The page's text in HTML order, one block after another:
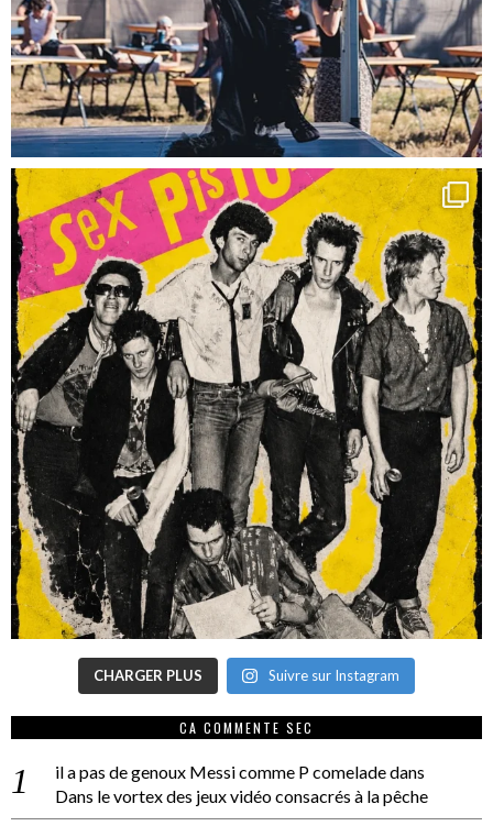
CHARGER PLUS Suivre sur Instagram
CA COMMENTE SEC
il a pas de genoux Messi comme P comeladedans
Dans le vortex des jeux vidéo consacrés à la pêche